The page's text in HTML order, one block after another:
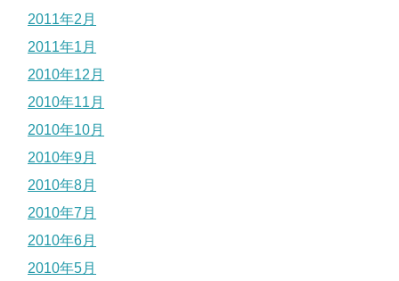
2011年2月
2011年1月
2010年12月
2010年11月
2010年10月
2010年9月
2010年8月
2010年7月
2010年6月
2010年5月